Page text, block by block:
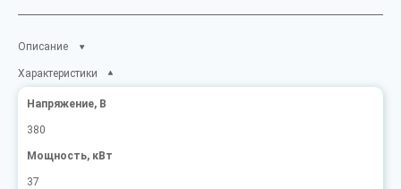
Описание
Характеристики
Напряжение, В
380
Мощность, кВт
37